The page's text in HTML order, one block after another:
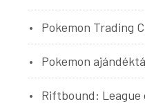
Pokemon Trading
Pokemon
Riftbound: League